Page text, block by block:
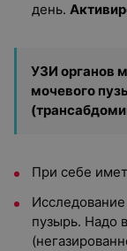
день.
УЗИ органов
мочевого
При себе
пузырь. Надо